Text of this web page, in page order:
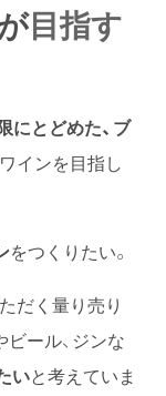
目指す
にとどめた、ブ
インを目指し
をつくりたい。
だく量り売り
ール、ジンな
いと考えていま